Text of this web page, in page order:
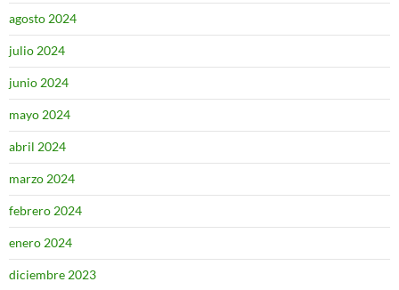
agosto 2024
julio 2024
junio 2024
mayo 2024
abril 2024
marzo 2024
febrero 2024
enero 2024
diciembre 2023